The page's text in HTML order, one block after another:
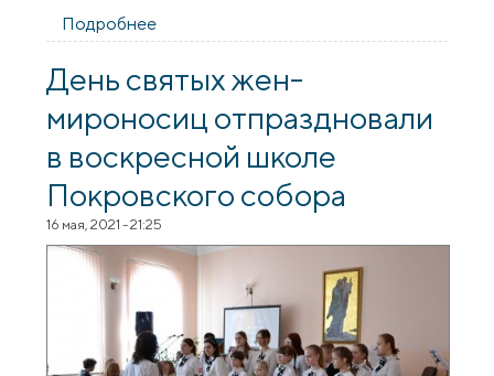
Подробнее
"Неупиваемая Чаша" братчики общества
трезвости
День святых жен-
мироносиц отпраздновали
в воскресной школе
Покровского собора
16 мая, 2021 - 21:25